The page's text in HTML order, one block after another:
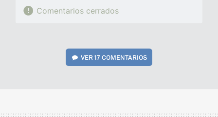
Comentarios cerrados
VER17 COMENTARIOS